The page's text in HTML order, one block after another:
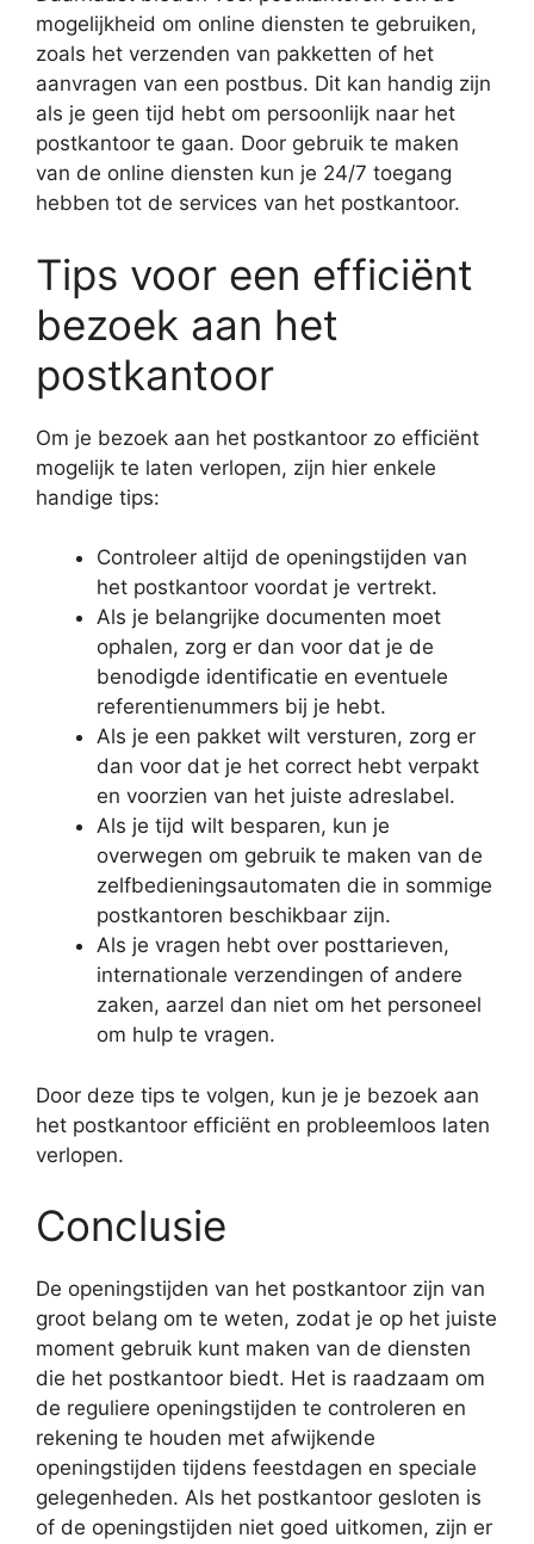
mogelijkheid om online diensten te gebruiken,
zoals het verzenden van pakketten of het
aanvragen van een postbus. Dit kan handig zijn
als je geen tijd hebt om persoonlijk naar het
postkantoor te gaan. Door gebruik te maken
van de online diensten kun je 24/7 toegang
hebben tot de services van het postkantoor.
Tips voor een efficiënt
bezoek aan het
postkantoor
Om je bezoek aan het postkantoor zo efficiënt
mogelijk te laten verlopen, zijn hier enkele
handige tips:
Controleer altijd de openingstijden van
het postkantoor voordat je vertrekt.
Als je belangrijke documenten moet
ophalen, zorg er dan voor dat je de
benodigde identificatie en eventuele
referentienummers bij je hebt.
Als je een pakket wilt versturen, zorg er
dan voor dat je het correct hebt verpakt
en voorzien van het juiste adreslabel.
Als je tijd wilt besparen, kun je
overwegen om gebruik te maken van de
zelfbedieningsautomaten die in sommige
postkantoren beschikbaar zijn.
Als je vragen hebt over posttarieven,
internationale verzendingen of andere
zaken, aarzel dan niet om het personeel
om hulp te vragen.
Door deze tips te volgen, kun je je bezoek aan
het postkantoor efficiënt en probleemloos laten
verlopen.
Conclusie
De openingstijden van het postkantoor zijn van
groot belang om te weten, zodat je op het juiste
moment gebruik kunt maken van de diensten
die het postkantoor biedt. Het is raadzaam om
de reguliere openingstijden te controleren en
rekening te houden met afwijkende
openingstijden tijdens feestdagen en speciale
gelegenheden. Als het postkantoor gesloten is
of de openingstijden niet goed uitkomen, zijn er